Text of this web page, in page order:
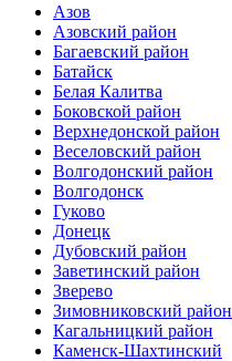
Азов
Азовский район
Багаевский район
Батайск
Белая Калитва
Боковской район
Верхнедонской район
Веселовский район
Волгодонский район
Волгодонск
Гуково
Донецк
Дубовский район
Заветинский район
Зверево
Зимовниковский район
Кагальницкий район
Каменск-Шахтинский